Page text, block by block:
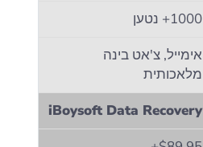
1000+ נטען
אימייל, צ'אט בינה
מלאכותית
iBoysoft Data Recovery